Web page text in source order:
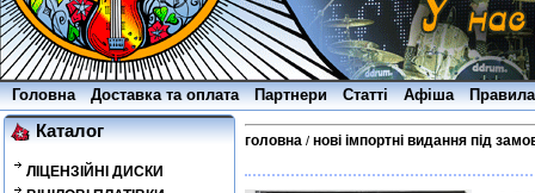
Головна Доставка та оплата Партнери Статті Афіша
Каталог
ЛІЦЕНЗІЙНІ ДИСКИ
головна / нові імпортні видання під